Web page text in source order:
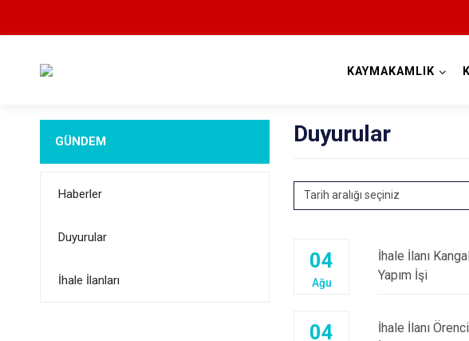
KAYMAKAMLIK
GÜNDEM
Haberler
Duyurular
İhale İlanları
Duyurular
Tarih aralığı seçiniz
04
Ağu
İhale İlanı
Yapım İşi
04
İhale İlanı